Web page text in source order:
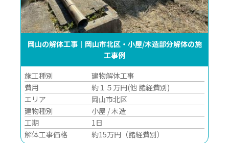
岡山の解体工事｜岡山市北区・小屋/木造部分解体の施
工事例
施工種別
建物解体工事
費用
約１５万円(他 諸経費別)
エリア
岡山市北区
建物種別
小屋 / 木造
工期
1日
解体工事価格
約15万円（諸経費別）